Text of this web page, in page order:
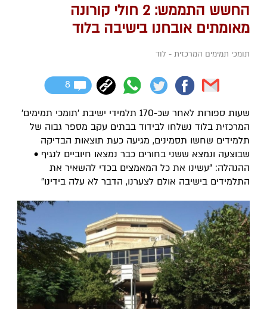
החשש התממש: 2 חולי קורונה
מאומתים אובחנו בישיבה בלוד
תומכי תמימים המרכזית - לוד
8
שעות ספורות לאחר שכ-170 תלמידי ישיבת 'תומכי תמימים'
המרכזית בלוד נשלחו לבידוד בבתים עקב מספר גבוה של
תלמידים שחשו תסמינים, מגיעה כעת תוצאות הבדיקה
שבוצעה ונמצא ששני בחורים כבר נמצאו חיוביים לנגיף •
ההנהלה: "עשינו את כל המאמצים בכדי להשאיר את
התלמידים בישיבה אולם לצערנו, הדבר לא עלה בידינו"